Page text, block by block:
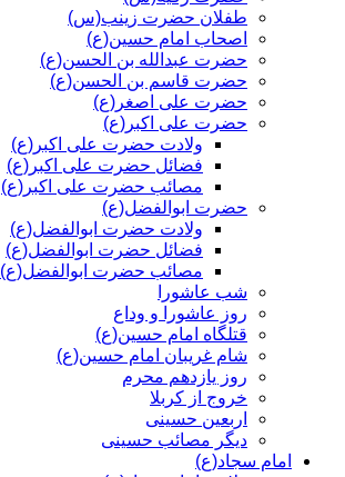
طفلان حضرت زینب(س)
اصحاب امام حسین(ع)
حضرت عبدالله بن الحسن(ع)
حضرت قاسم بن الحسن(ع)
حضرت علی اصغر(ع)
حضرت علی اکبر(ع)
ولادت حضرت علی اکبر(ع)
فضائل حضرت علی اکبر(ع)
مصائب حضرت علی اکبر(ع)
حضرت ابوالفضل(ع)
ولادت حضرت ابوالفضل(ع)
فضائل حضرت ابوالفضل(ع)
مصائب حضرت ابوالفضل(ع)
شب عاشورا
روز عاشورا و وداع
قتلگاه امام حسین(ع)
شام غریبان امام حسین(ع)
روز یازدهم محرم
خروج از کربلا
اربعین حسینی
دیگر مصائب حسینی
امام سجاد(ع)